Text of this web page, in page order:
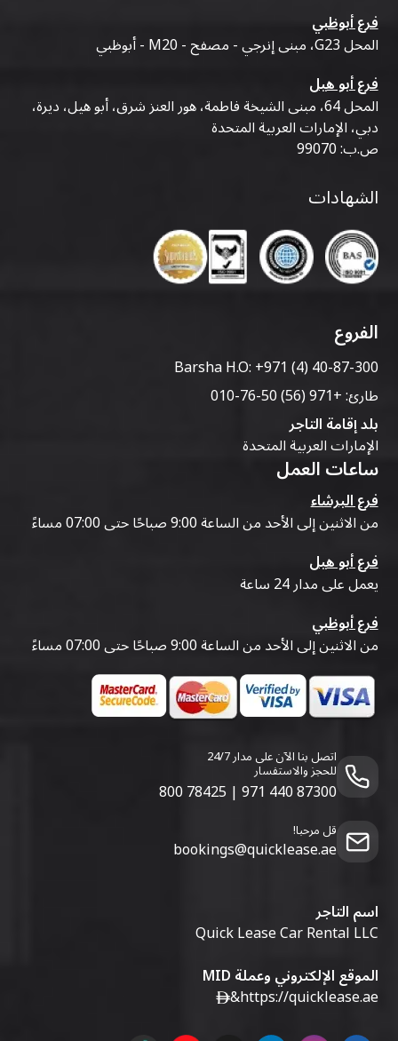
فرع أبوظبي
المحل G23، مبنى إنرجي - مصفح - M20 - أبوظبي
فرع أبو هيل
المحل 64، مبنى الشيخة فاطمة، هور العنز شرق، أبو هيل، ديرة،
دبي، الإمارات العربية المتحدة
ص.ب: 99070
الشهادات
الفروع
Barsha H.O:+971 (4) 40-87-300
طارئ:+971 (56) 50-76-010
بلد إقامة التاجر
الإمارات العربية المتحدة
ساعات العمل
فرع البرشاء
من الاثنين إلى الأحد من الساعة 9:00 صباحًا حتى 07:00 مساءً
فرع أبو هيل
يعمل على مدار 24 ساعة
فرع أبوظبي
من الاثنين إلى الأحد من الساعة 9:00 صباحًا حتى 07:00 مساءً
اتصل بنا الآن على مدار 24/7
للحجز والاستفسار
800 78425 | 971 440 87300
قل مرحبا!
bookings@quicklease.ae
اسم التاجر
Quick Lease Car Rental LLC
الموقع الإلكتروني وعملة MID
https://quicklease.ae
&